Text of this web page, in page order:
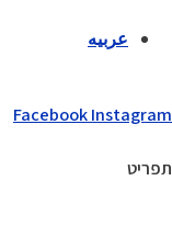
عربيه
FacebookInstagram
תפריט